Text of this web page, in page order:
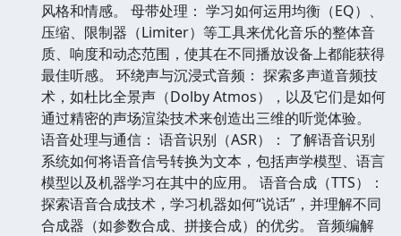
风格和情感。 母带处理： 学习如何运用均衡（EQ）、
压缩、限制器（Limiter）等工具来优化音乐的整体音
质、响度和动态范围，使其在不同播放设备上都能获得
最佳听感。 环绕声与沉浸式音频： 探索多声道音频技
术，如杜比全景声（Dolby Atmos），以及它们是如何
通过精密的声场渲染技术来创造出三维的听觉体验。
语音处理与通信： 语音识别（ASR）： 了解语音识别
系统如何将语音信号转换为文本，包括声学模型、语言
模型以及机器学习在其中的应用。 语音合成（TTS）：
探索语音合成技术，学习机器如何“说话”，并理解不同
合成器（如参数合成、拼接合成）的优劣。 音频编解